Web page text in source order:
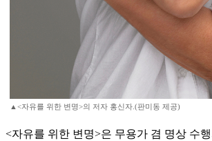
▲<자유를 위한 변명>의 저자 홍신자.(판미동 제공)
<자유를 위한 변명>은 무용가 겸 명상 수